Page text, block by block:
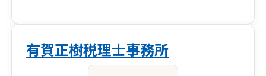
有賀正樹税理士事務所